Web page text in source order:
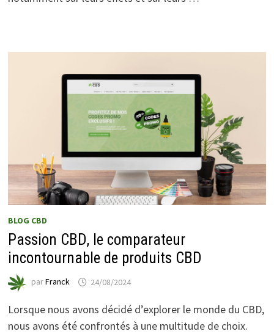
BLOG CBD
Passion CBD, le comparateur
incontournable de produits CBD
parFranck 24/08/2024
Lorsque nous avons décidé d’explorer le monde du CBD,
nous avons été confrontés à une multitude de choix.